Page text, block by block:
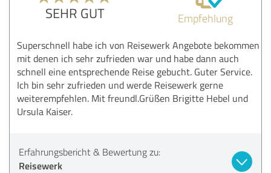
SEHR GUT Empfehlung
Superschnell habe ich von Reisewerk Angebote bekommen
mit denen ich sehr zufrieden war und habe dann auch
schnell eine entsprechende Reise gebucht. Guter Service.
Ich bin sehr zufrieden und werde Reisewerk gerne
weiterempfehlen. Mit freundl.Grüßen Brigitte Hebel und
Ursula Kaiser.
Erfahrungsbericht & Bewertung zu:
Reisewerk